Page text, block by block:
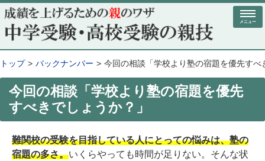
メニュー
トップ バックナンバー 今回の相談「学校より塾の宿題を優先すべ
今回の相談「学校より塾の宿題を優先
すべきでしょうか？」
難関校の受験を目指している人にとっての悩みは、塾の
宿題の多さ。いくらやっても時間が足りない。そんな状